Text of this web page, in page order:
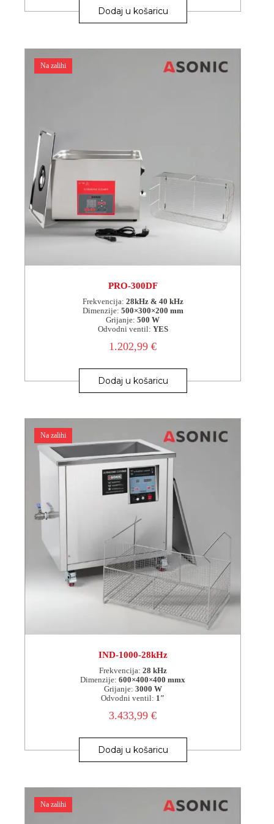
Dodaj u košaricu
Na zalihi
PRO-300DF
Frekvencija: 28kHz & 40 kHz
Dimenzije: 500×300×200 mm
Grijanje: 500 W
Odvodni ventil: YES
1.202,99€
Dodaj u košaricu
Na zalihi
IND-1000-28kHz
Frekvencija: 28 kHz
Dimenzije: 600×400×400 mmx
Grijanje: 3000 W
Odvodni ventil: 1″
3.433,99€
Dodaj u košaricu
Na zalihi